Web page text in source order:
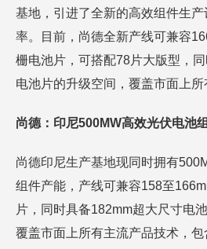
基地，引进了全新的高效组件生
率。目前，尚德全新产线可兼容
栅电池片，可搭配78片大版型，
电池片的升级空间，覆盖市面上所
尚德：印尼500MW高效光伏电池
尚德印尼生产基地现同时拥有
组件产能，产线可兼容158至
片，同时具备182mm超大尺寸电
覆盖市面上所有主流产品技术，